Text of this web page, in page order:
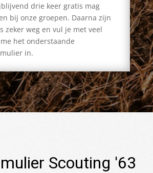
drie keer gratis mag
bij onze groepen. Daarna zijn
zeker weg en vul je met veel
het onderstaande
in.